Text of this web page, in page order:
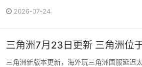
务针对跨区域数据传输特性打造一体化优化
2026-07-24
三角洲7月23日更新 三角洲位
三角洲新版本更新，海外玩三角洲国服延迟